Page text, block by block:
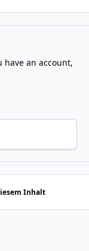
have an account,
Inhalt